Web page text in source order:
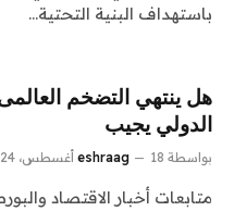
باستهداف البنية التحتية…
الدولي يجيب
بواسطة eshraag 18 أغسطس، 2024
متابعات أخبار الاقتصاد